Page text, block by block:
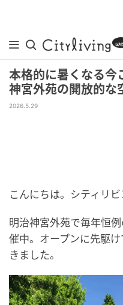
本格的に暑くなる今
神宮外苑の開放的な
2026.5.29
こんにちは。シティリ
明治神宮外苑で毎年恒
催中。オープンに先駆
きました。